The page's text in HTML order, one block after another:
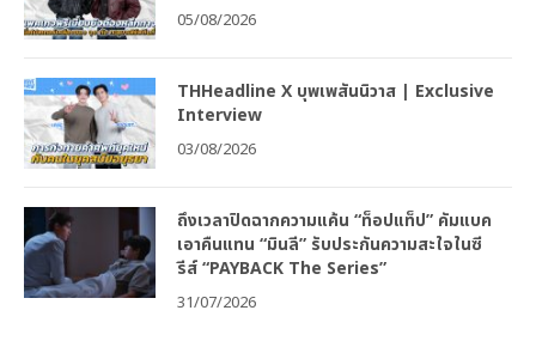
05/08/2026
THHeadline X บุพเพสันนิวาส | Exclusive
Interview
03/08/2026
ถึงเวลาปิดฉากความแค้น “ท็อปแท็ป” คัมแบค
เอาคืนแทน “มินลี” รับประกันความสะใจในซี
รีส์ “PAYBACK The Series”
31/07/2026